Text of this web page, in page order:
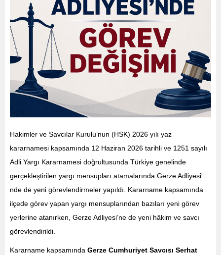
Hakimler ve Savcılar Kurulu’nun (HSK) 2026 yılı yaz
kararnamesi kapsamında 12 Haziran 2026 tarihli ve 1251 sayılı
Adli Yargı Kararnamesi doğrultusunda Türkiye genelinde
gerçekleştirilen yargı mensupları atamalarında Gerze Adliyesi'
nde de yeni görevlendirmeler yapıldı. Kararname kapsamında
ilçede görev yapan yargı mensuplarından bazıları yeni görev
yerlerine atanırken, Gerze Adliyesi’ne de yeni hâkim ve savcı
görevlendirildi.
Kararname kapsamında Gerze Cumhuriyet Savcısı Serhat